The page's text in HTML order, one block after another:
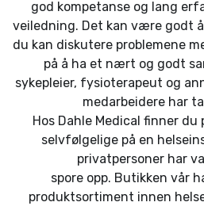
god kompetanse og lang
veiledning. Det kan være godt
du kan diskutere problemene
på å ha et nært og godt
sykepleier, fysioterapeut og
medarbeidere har
Hos Dahle Medical finner
selvfølgelige på en
privatpersoner har
spore opp. Butikken vår
produktsortiment innen